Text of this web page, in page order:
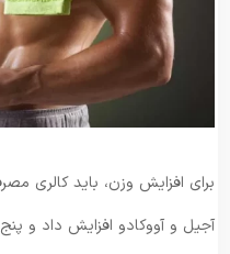
برای افزایش وزن، باید کالری
آجیل و آووکادو افزایش داد و